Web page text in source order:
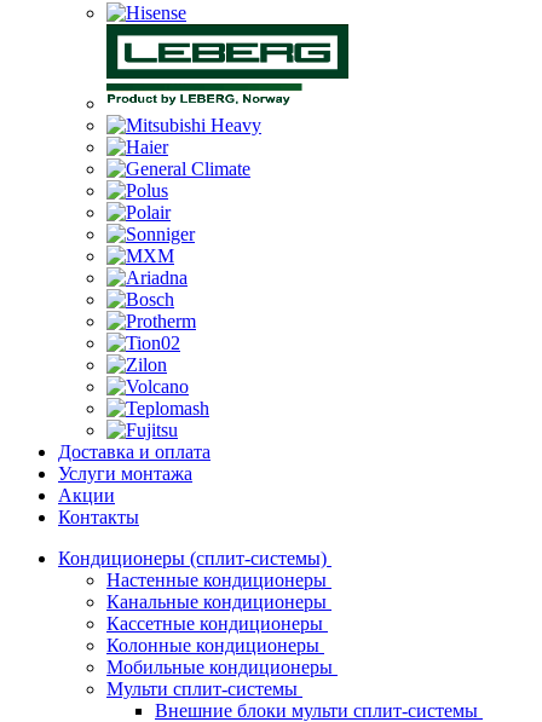
Доставка и оплата
Услуги монтажа
Акции
Контакты
Кондиционеры (сплит-системы)
Настенные кондиционеры
Канальные кондиционеры
Кассетные кондиционеры
Колонные кондиционеры
Мобильные кондиционеры
Мульти сплит-системы
Внешние блоки мульти сплит-системы